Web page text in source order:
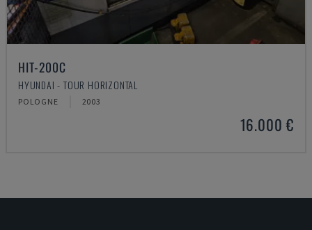
HIT-200C
HYUNDAI - TOUR HORIZONTAL
POLOGNE 2003
16.000 €